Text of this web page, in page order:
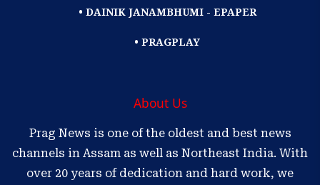
• DAINIK JANAMBHUMI - EPAPER
• PRAGPLAY
About Us
Prag News is one of the oldest and best news
channels in Assam as well as Northeast India. With
over 20 years of dedication and hard work, we